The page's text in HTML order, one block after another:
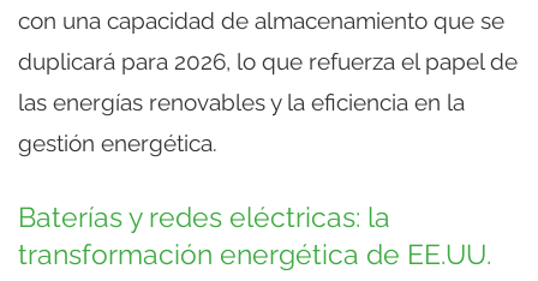
con una capacidad de almacenamiento que se
duplicará para 2026, lo que refuerza el papel de
las energías renovables y la eficiencia en la
gestión energética.
Baterías y redes eléctricas: la
transformación energética de EE.UU.